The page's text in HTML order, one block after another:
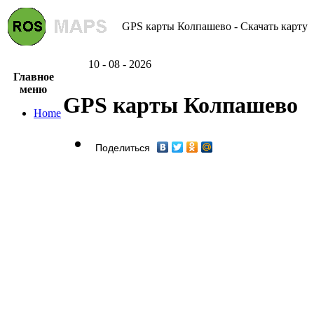
GPS карты Колпашево - Скачать карту
10 - 08 - 2026
Главное
меню
Home GPS карты Колпашево
Поделиться